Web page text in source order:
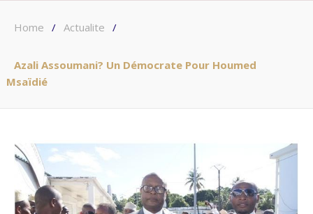
Home / Actualite /
Azali Assoumani? Un Démocrate Pour Houmed
Msaïdié